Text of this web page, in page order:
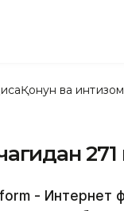
Қонун ва интизом
- Интернет